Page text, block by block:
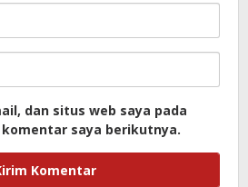
dan situs web saya pada
saya berikutnya.